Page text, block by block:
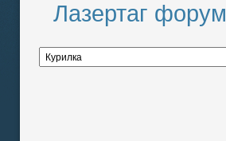
Лазертаг форум